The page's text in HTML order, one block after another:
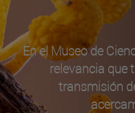
En el Museo de
relevancia que
transmisión